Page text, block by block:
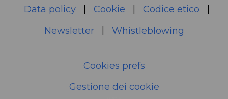
Data policy Cookie
Codice etico
Newsletter
Whistleblowing
Cookies prefs
Gestione dei cookie